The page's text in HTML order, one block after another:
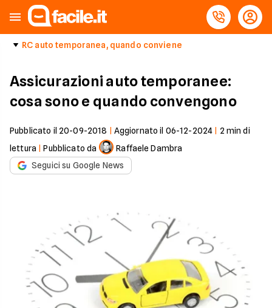
RC auto temporanea, quando conviene
Assicurazioni auto temporanee:
cosa sono e quando convengono
Pubblicato il 20-09-2018 Aggiornato il 06-12-2024 2 min di
lettura |Pubblicato da
Raffaele Dambra
Seguici su Google News